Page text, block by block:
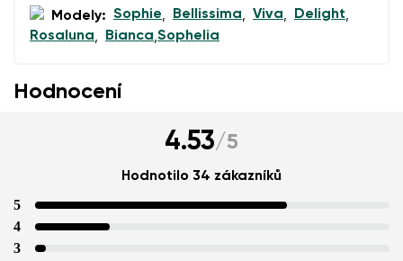
Modely: Sophie, Bellissima, Viva, Delight,
Rosaluna, Bianca,Sophelia
Hodnocení
4.53/5
Hodnotilo 34 zákazníků
5
4
3